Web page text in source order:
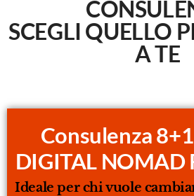
SCEGLI QUELLO
A TE
Consulenza
DIGITAL NOMAD
Ideale per chi vuole